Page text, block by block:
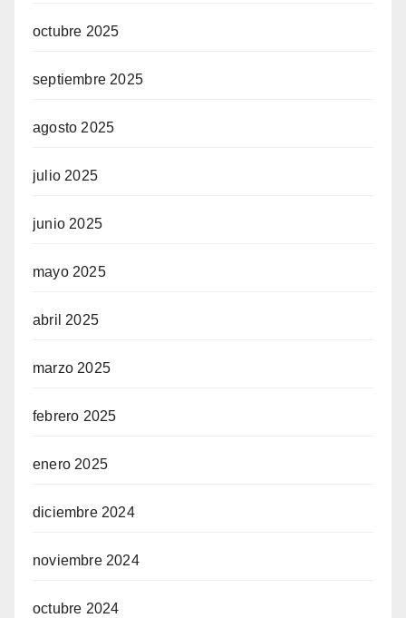
octubre 2025
septiembre 2025
agosto 2025
julio 2025
junio 2025
mayo 2025
abril 2025
marzo 2025
febrero 2025
enero 2025
diciembre 2024
noviembre 2024
octubre 2024